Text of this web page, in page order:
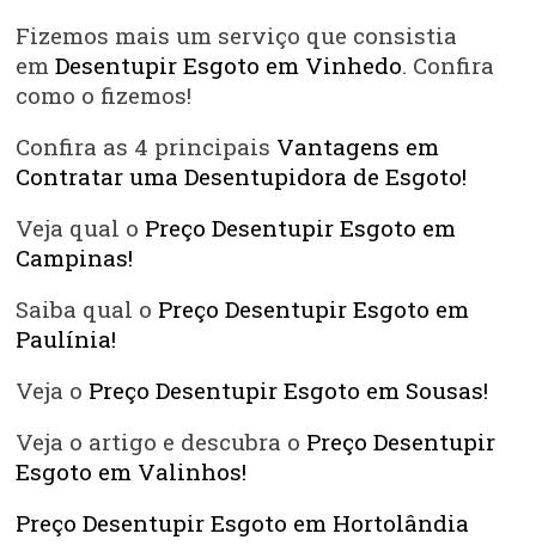
Fizemos mais um serviço que consistia
emDesentupir Esgoto em Vinhedo. Confira
como o fizemos!
Confira as 4 principais Vantagens em
Contratar uma Desentupidora de Esgoto!
Veja qual o Preço Desentupir Esgoto em
Campinas!
Saiba qual o Preço Desentupir Esgoto em
Paulínia!
Veja o Preço Desentupir Esgoto em Sousas!
Veja o artigo e descubra o Preço Desentupir
Esgoto em Valinhos!
Preço Desentupir Esgoto em Hortolândia